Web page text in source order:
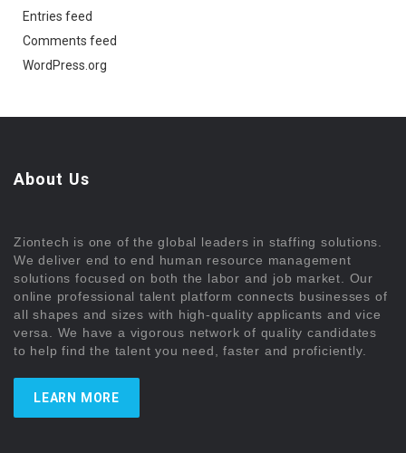
Entries feed
Comments feed
WordPress.org
About Us
Ziontech is one of the global leaders in staffing solutions.
We deliver end to end human resource management
solutions focused on both the labor and job market. Our
online professional talent platform connects businesses of
all shapes and sizes with high-quality applicants and vice
versa. We have a vigorous network of quality candidates
to help find the talent you need, faster and proficiently.
LEARN MORE